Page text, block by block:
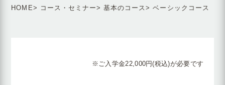
コース・セミナー
資格について
HOME コース・セミナー 基本のコース ベーシックコース
※ご入学金22,000円(税込)が必要です